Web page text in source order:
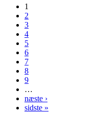
Sider
1
2
3
4
5
6
7
8
9
…
næste ›
sidste »